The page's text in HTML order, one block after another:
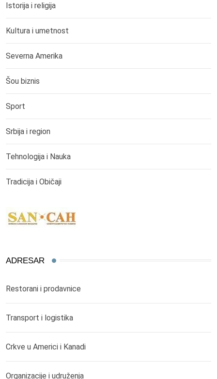
Istorija i religija
Kultura i umetnost
Severna Amerika
Šou biznis
Sport
Srbija i region
Tehnologija i Nauka
Tradicija i Običaji
ADRESAR
Restorani i prodavnice
Transport i logistika
Crkve u Americi i Kanadi
Organizacije i udruženja